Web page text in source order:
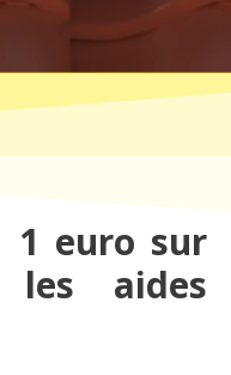
1 euro sur
les aides